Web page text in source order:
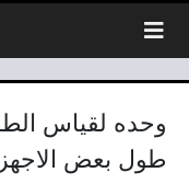
وحده لقياس
طول بعض الاجهزه